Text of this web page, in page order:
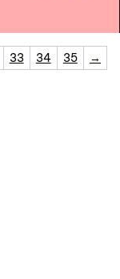
33 34 35 →